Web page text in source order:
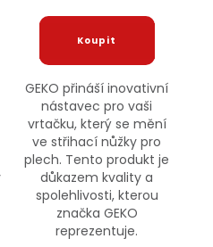
GEKO přináší inovativní
nástavec pro vaši
vrtačku, který se mění
ve střihací nůžky pro
plech. Tento produkt je
důkazem kvality a
spolehlivosti, kterou
značka GEKO
reprezentuje.